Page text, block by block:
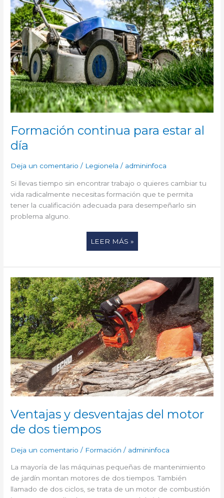
Formación continua para estar al
día
Deja un comentario / Legionela / admininfoca
Si llevas tiempo sin encontrar trabajo o quieres cambiar tu
vida radicalmente necesitas formación que te permita
tener la cualificación adecuada para desempeñarlo sin
problema alguno.
PARA
ESTAR
AL
DÍA
LEER MÁS »
Ventajas y desventajas del motor
de dos tiempos
Deja un comentario / Formación / admininfoca
La mayoría de las máquinas pequeñas de mantenimiento
de jardín montan motores de dos tiempos. También
llamado de dos ciclos, se trata de un motor de combustión
VENTAJAS
Y
DESVENTAJAS
DEL
MOTOR
DE
DOS
TIEMPOS